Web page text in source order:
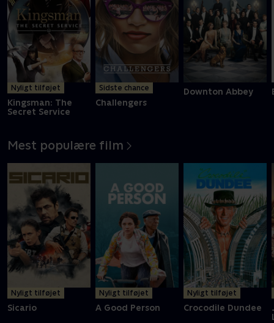
Nyligt tilføjet
Kingsman: The
Secret Service
Sidste chance
Challengers
Downton Abbey
Mest populære film
Nyligt tilføjet
Sicario
Nyligt tilføjet
A Good Person
Nyligt tilføjet
Crocodile Dundee